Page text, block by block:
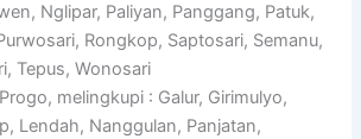
Nglipar, Paliyan, Panggang, Patuk,
Rongkop, Saptosari, Semanu,
Tepus, Wonosari
melingkupi : Galur, Girimulyo,
Lendah, Nanggulan, Panjatan,